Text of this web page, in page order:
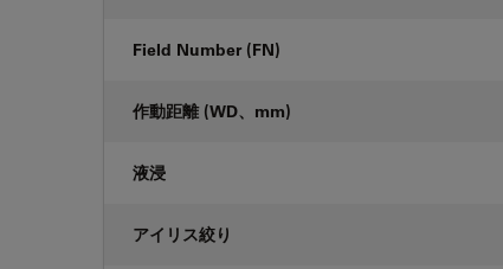
Field Number (FN)
作動距離 (WD、mm)
液浸
アイリス絞り